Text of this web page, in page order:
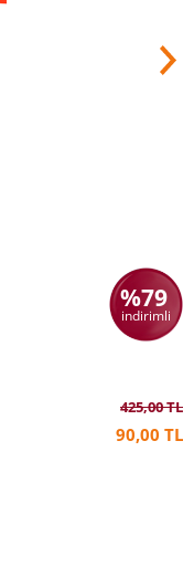
%79
indirimli
425,00 TL
90,00 TL